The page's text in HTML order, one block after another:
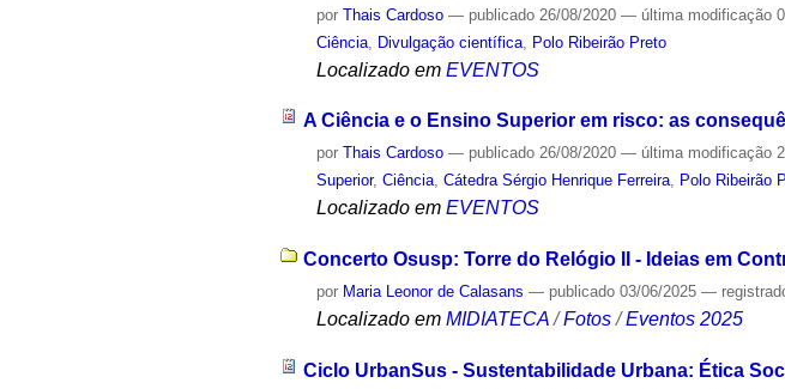
porThais Cardoso — publicado 26/08/2020— última modificação
Ciência Divulgação científica Polo Ribeirão Preto
Localizado em EVENTOS
A Ciência e o Ensino Superior em risco: as
porThais Cardoso — publicado 26/08/2020— última modificação
Superior,Ciência,Cátedra Sérgio Henrique Ferreira, Polo Ribeirão
Localizado em EVENTOS
Concerto Osusp: Torre do Relógio II - Ideias em
por Maria Leonor de Calasans — publicado 03/06/2025—
Localizado em MIDIATECA /Fotos /Eventos 2025
Ciclo UrbanSus - Sustentabilidade Urbana: Ética